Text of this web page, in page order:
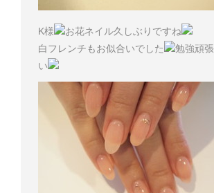
K様
お花ネイル久しぶりですね
白フレンチもお似合いでした
勉強頑
い